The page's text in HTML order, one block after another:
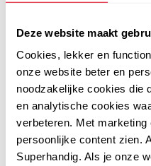
Deze website maakt
Cookies, lekker en
onze website beter en
noodzakelijke cookies die
en analytische cookies
verbeteren. Met
persoonlijke content zien.
Superhandig. Als je onze